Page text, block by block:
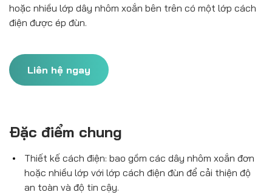
hoặc nhiều lớp dây nhôm xoắn bên trên có một lớp cách
điện được ép đùn.
Liên hệ ngay
Đặc điểm chung
Thiết kế cách điện: bao gồm các dây nhôm xoắn đơn
hoặc nhiều lớp với lớp cách điện đùn để cải thiện độ
an toàn và độ tin cậy.